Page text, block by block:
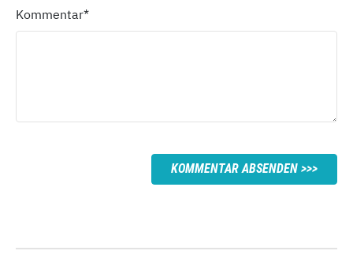
Kommentar*
KOMMENTAR ABSENDEN